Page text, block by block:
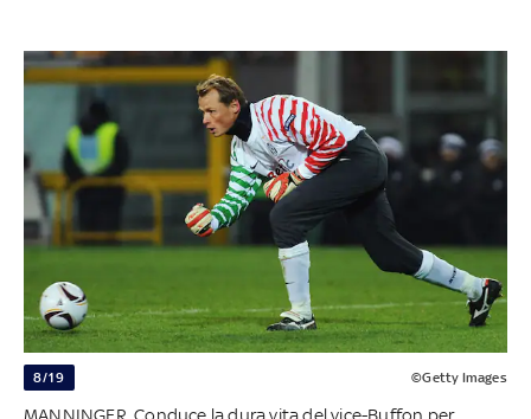
8/19 ©Getty Images
MANNINGER. Conduce la dura vita del vice-Buffon per